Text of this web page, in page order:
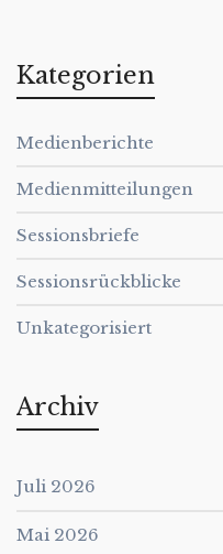
Kategorien
Medienberichte
Medienmitteilungen
Sessionsbriefe
Sessionsrückblicke
Unkategorisiert
Archiv
Juli 2026
Mai 2026